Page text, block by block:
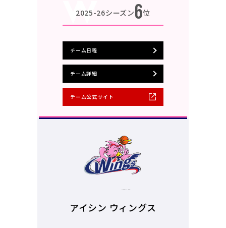
2025-26シーズン6位
チーム日程
チーム詳細
チーム公式サイト
アイシン ウィングス